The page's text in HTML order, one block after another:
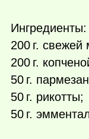
Ингредиенты:
200 г. свежей
200 г.
50 г.
50 г. рикотты;
50 г.